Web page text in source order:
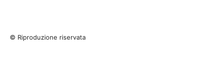
© Riproduzione riservata